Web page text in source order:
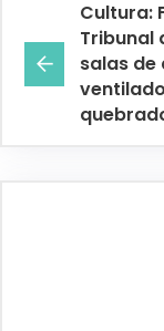
Cultura:
Tribunal
salas de